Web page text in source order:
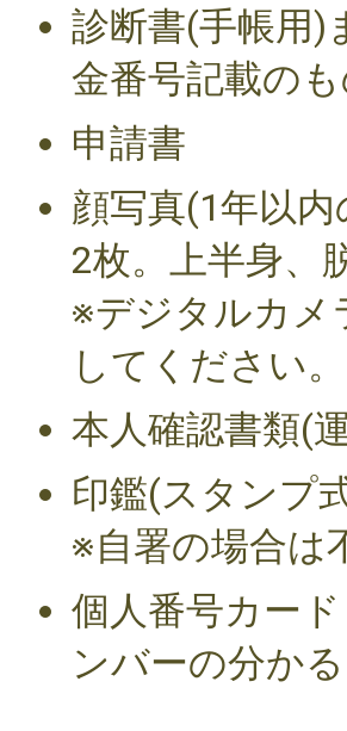
診断書(手帳用)
金番号記載の
申請書
顔写真(1年以
2枚。上半身、
※デジタルカメ
してください。
本人確認書類(
印鑑(スタンプ
※自署の場合は
個人番号カー
ンバーの分か